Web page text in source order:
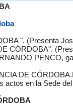
". (Presenta
CÓRDOBA".
PENCO,
DE
actos en la Sede del